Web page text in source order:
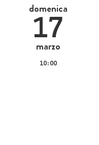
domenica
17
marzo
10:00